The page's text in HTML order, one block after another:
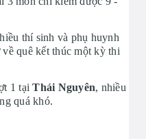
thí sinh và phụ huynh
quê kết thúc một kỳ thi
1 tạiThái Nguyên, nhiều
quá khó.